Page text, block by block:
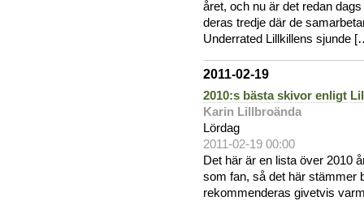
året, och nu är det redan
deras tredje där de
Underrated Lillkillens sjunde
2011-02-19
2010:s bästa skivor enligt
Karin Lillbroända
Lördag
2011-02-19 00:00
Det här är en lista över 2010
som fan, så det här stämmer
rekommenderas givetvis